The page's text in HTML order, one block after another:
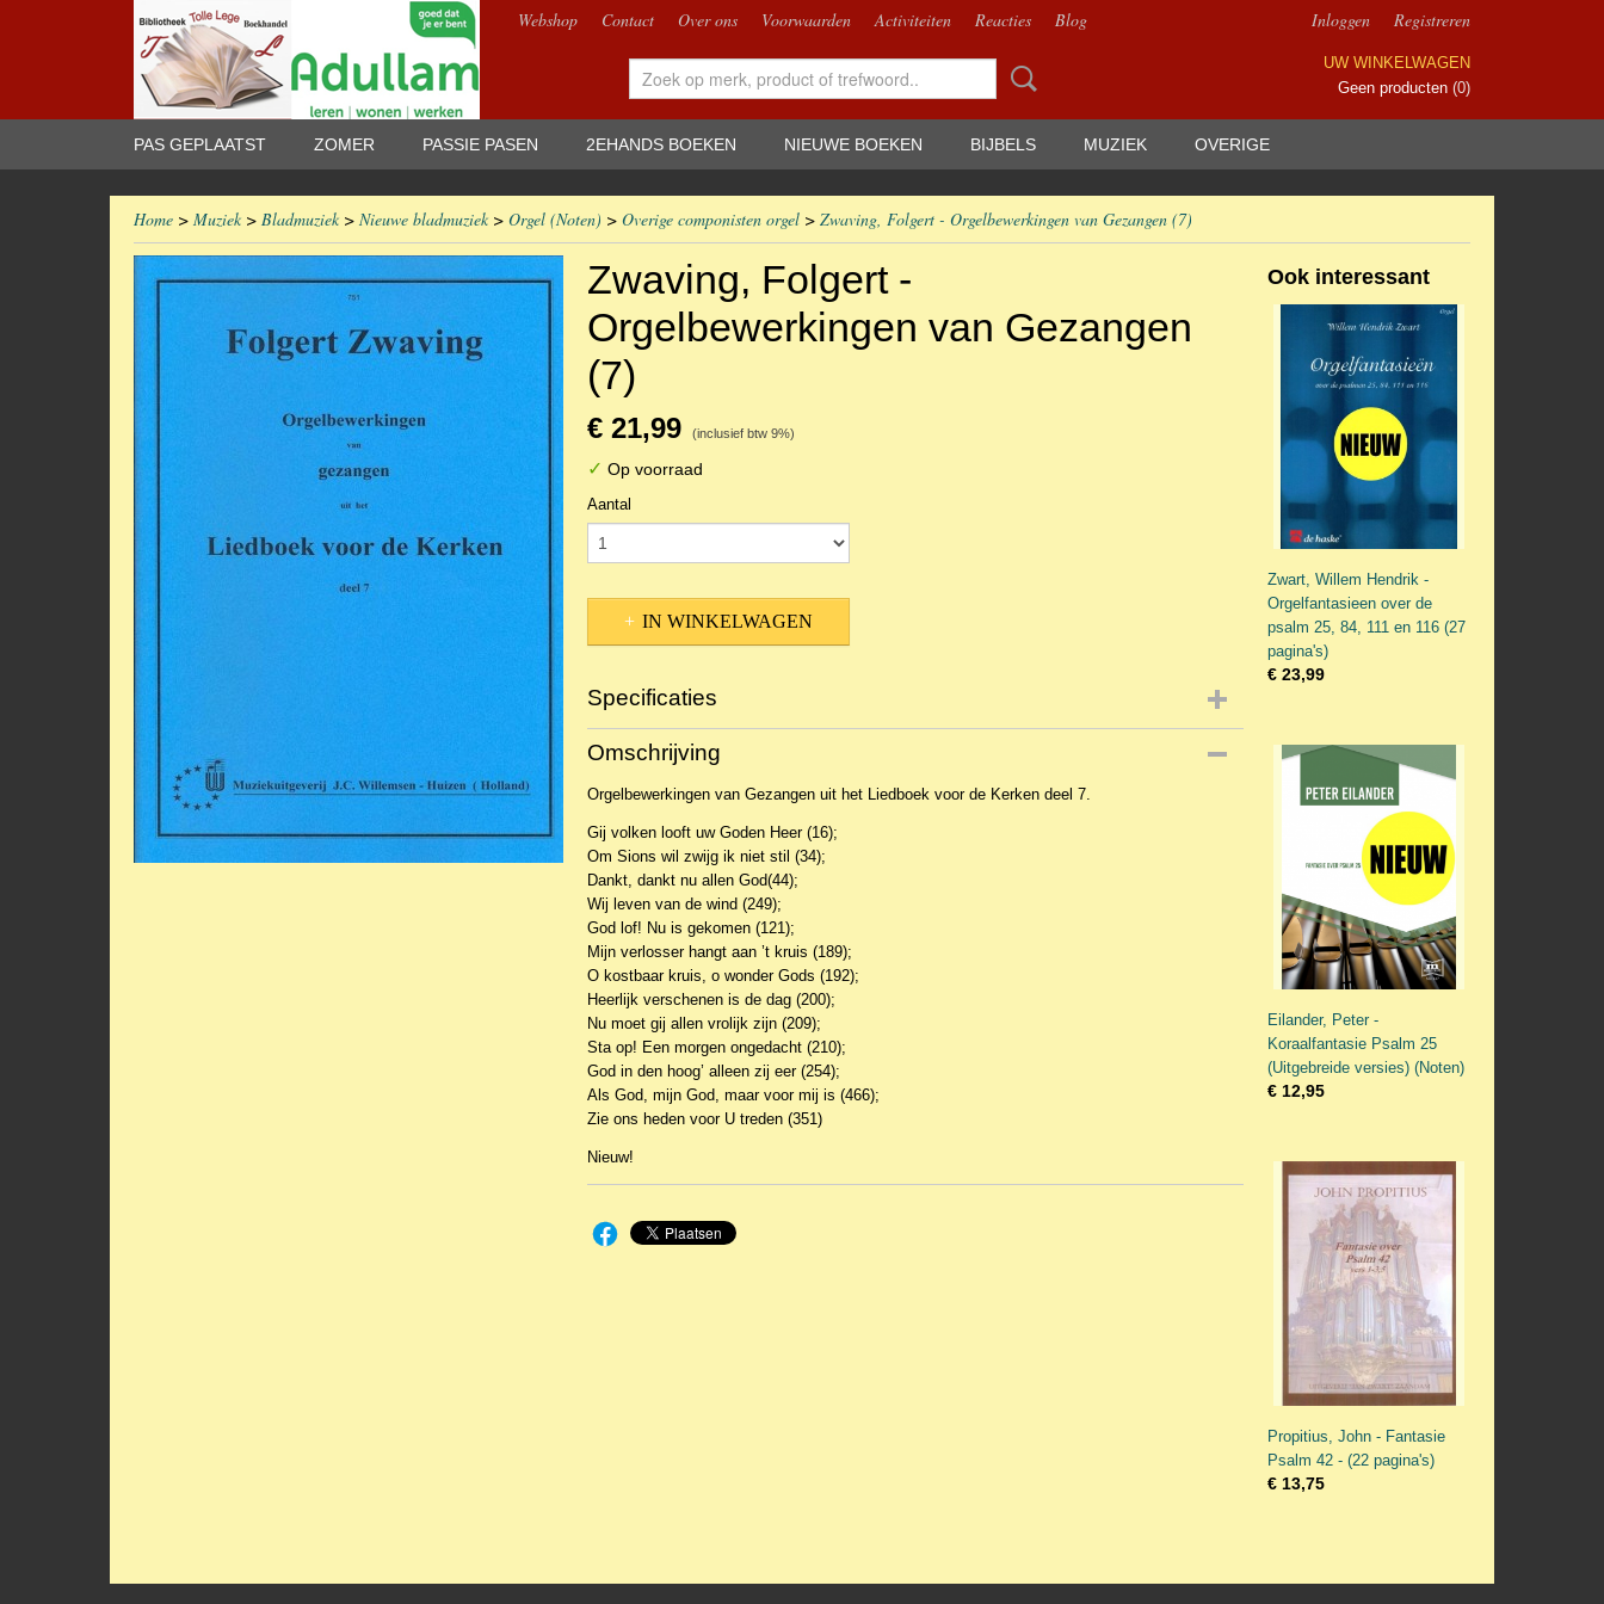
Webshop Contact Over ons Voorwaarden Activiteiten Reacties Blog Inloggen Registreren
UW WINKELWAGEN
Geen producten (0)
PAS GEPLAATST ZOMER PASSIE PASEN 2EHANDS BOEKEN NIEUWE BOEKEN BIJBELS MUZIEK OVERIGE
Home > Muziek> Bladmuziek> Nieuwe bladmuziek> Orgel (Noten) > Overige componisten orgel > Zwaving, Folgert - Orgelbewerkingen van Gezangen (7)
Zwaving, Folgert -
Orgelbewerkingen van Gezangen
(7)
€ 21,99 (inclusief btw 9%)
✓ Op voorraad
Aantal
IN WINKELWAGEN
Specificaties
Productcode
EAN code
Omschrijving
Orgelbewerkingen van Gezangen uit het Liedboek voor de Kerken deel 7.
Gij volken looft uw Goden Heer (16);
Om Sions wil zwijg ik niet stil (34);
Dankt, dankt nu allen God(44);
Wij leven van de wind (249);
God lof! Nu is gekomen (121);
Mijn verlosser hangt aan ’t kruis (189);
O kostbaar kruis, o wonder Gods (192);
Heerlijk verschenen is de dag (200);
Nu moet gij allen vrolijk zijn (209);
Sta op! Een morgen ongedacht (210);
God in den hoog’ alleen zij eer (254);
Als God, mijn God, maar voor mij is (466);
Zie ons heden voor U treden (351)
Nieuw!
Ook interessant
Zwart, Willem Hendrik -
Orgelfantasieen over de
psalm 25, 84, 111 en 116 (27
pagina's)
€ 23,99
Eilander, Peter -
Koraalfantasie Psalm 25
(Uitgebreide versies) (Noten)
€ 12,95
Propitius, John - Fantasie
Psalm 42 - (22 pagina's)
€ 13,75